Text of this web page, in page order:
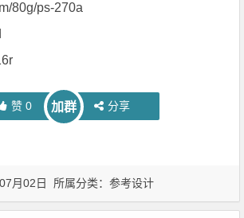
80g/ps-270a
赞 0 加群 分享
月02日 所属分类：参考设计